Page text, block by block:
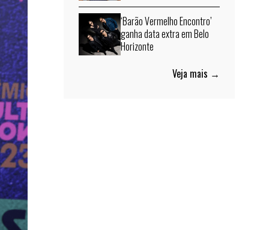
‘Barão Vermelho Encontro’
ganha data extra em Belo
Horizonte
Veja mais →